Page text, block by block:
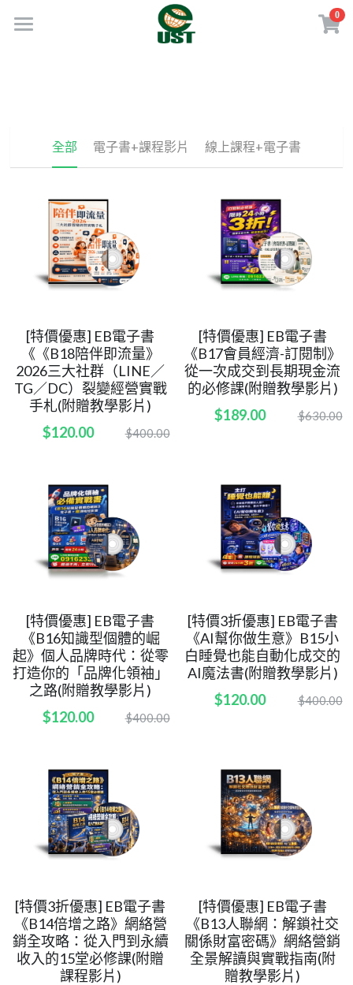
0
訂閱方案
線上商店
免費會員專區
VIP會員專區
歡迎來電
POWERED BY
全部 電子書+課程影片 線上課程+電子書
[特價優惠] EB電子書
《《B18陪伴即流量》
2026三大社群（LINE／
TG／DC）裂變經營實戰
手札(附贈教學影片)
$120.00
$400.00
[特價優惠] EB電子書
《B17會員經濟-訂閱制》
從一次成交到長期現金流
的必修課(附贈教學影片)
$189.00
$630.00
[特價優惠] EB電子書
《B16知識型個體的崛
起》個人品牌時代：從零
打造你的「品牌化領袖」
之路(附贈教學影片)
$120.00
$400.00
[特價3折優惠] EB電子書
《AI幫你做生意》B15小
白睡覺也能自動化成交的
AI魔法書(附贈教學影片)
$120.00
$400.00
[特價3折優惠] EB電子書
《B14倍增之路》網絡營
銷全攻略：從入門到永續
收入的15堂必修課(附贈
課程影片)
[特價優惠] EB電子書
《B13人聯網：解鎖社交
關係財富密碼》網絡營銷
全景解讀與實戰指南(附
贈教學影片)
×
商品分類